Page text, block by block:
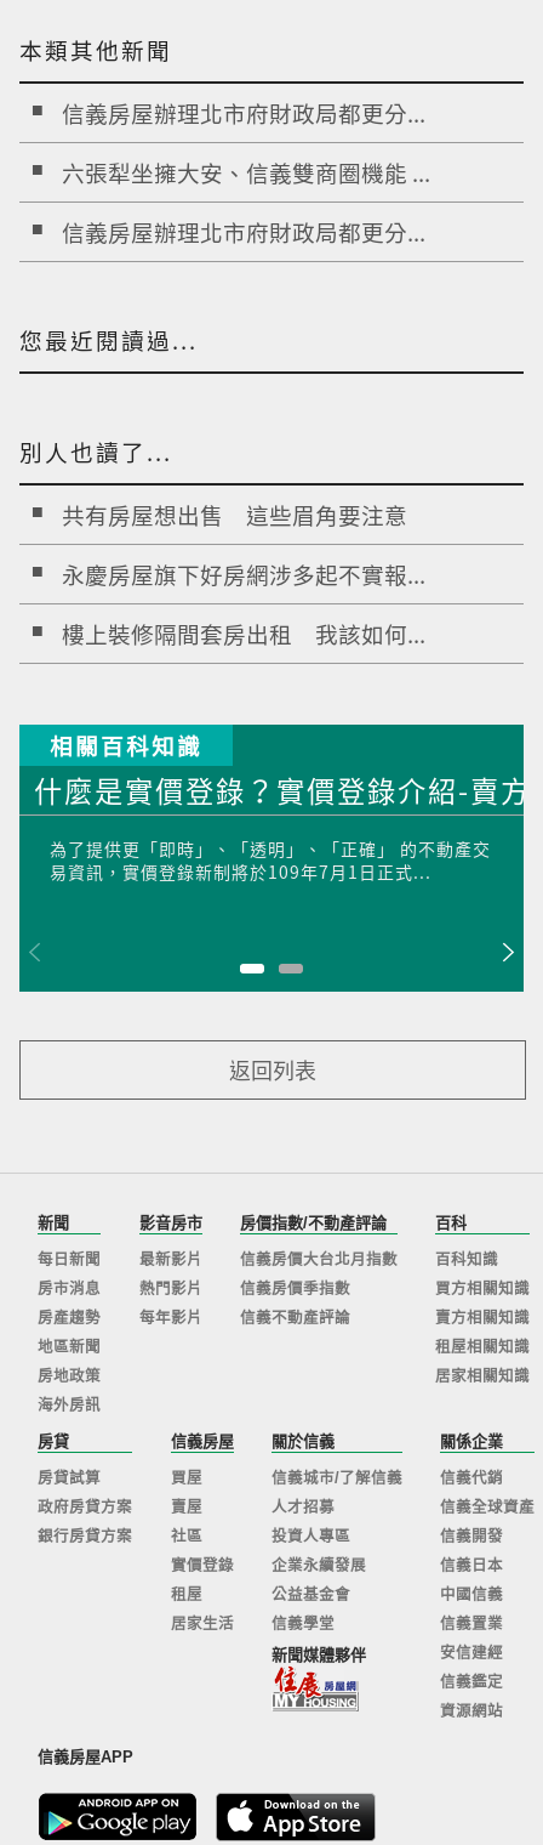
本類其他新聞
信義房屋辦理北市府財政局都更分...
六張犁坐擁大安、信義雙商圈機能 ...
信義房屋辦理北市府財政局都更分...
您最近閱讀過...
別人也讀了...
共有房屋想出售 這些眉角要注意
永慶房屋旗下好房網涉多起不實報...
樓上裝修隔間套房出租 我該如何...
相關百科知識
什麼是實價登錄？實價登錄介紹-賣方
為了提供更「即時」、「透明」、「正確」 的不動產交
易資訊，實價登錄新制將於109年7月1日正式...
返回列表
新聞
每日新聞
房市消息
房產趨勢
地區新聞
房地政策
海外房訊
影音房市
最新影片
熱門影片
每年影片
房價指數/不動產評論
信義房價大台北月指數
信義房價季指數
信義不動產評論
百科
百科知識
買方相關知識
賣方相關知識
租屋相關知識
居家相關知識
房貸
房貸試算
政府房貸方案
銀行房貸方案
信義房屋
買屋
賣屋
社區
實價登錄
租屋
居家生活
關於信義
信義城市/了解信義
人才招募
投資人專區
企業永續發展
公益基金會
信義學堂
新聞媒體夥伴
關係企業
信義代銷
信義全球資產
信義開發
信義日本
中國信義
信義置業
安信建經
信義鑑定
資源網站
信義房屋APP